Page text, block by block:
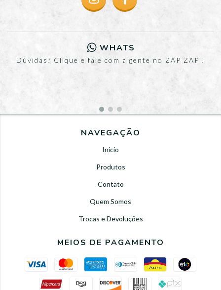
WHATS
Dúvidas? Clique e fale com a gente no ZAP ZAP !
NAVEGAÇÃO
Início
Produtos
Contato
Quem Somos
Trocas e Devoluções
MEIOS DE PAGAMENTO